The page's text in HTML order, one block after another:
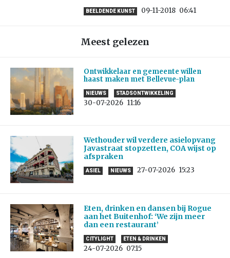
BEELDENDE KUNST 09-11-2018 06:41
Meest gelezen
Ontwikkelaar en gemeente willen
haast maken met Bellevue-plan
NIEUWS STADSONTWIKKELING
30-07-2026 11:16
Wethouder wil verdere asielopvang
Javastraat stopzetten, COA wijst op
afspraken
ASIEL NIEUWS 27-07-2026 15:23
Eten, drinken en dansen bij Rogue
aan het Buitenhof: ‘We zijn meer
dan een restaurant’
CITYLIGHT ETEN & DRINKEN
24-07-2026 07:15